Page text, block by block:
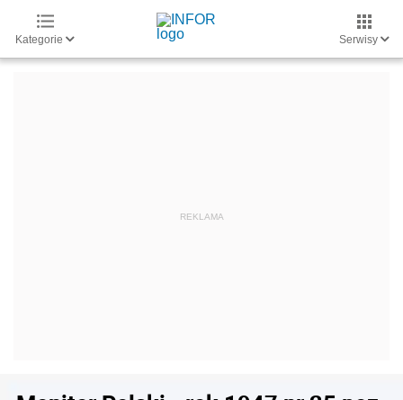
Kategorie Serwisy